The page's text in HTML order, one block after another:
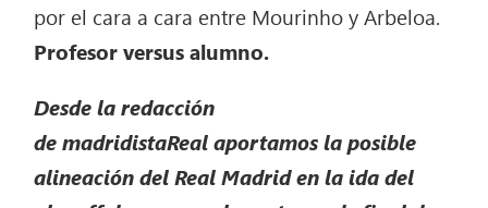
por el cara a cara entre Mourinho y Arbeloa.
Profesor versus alumno.
Desde la redacción
de madridistaReal aportamos la posible
alineación del Real Madrid en la ida del